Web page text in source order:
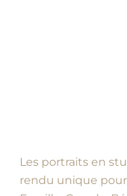
Les portraits en
rendu unique pour